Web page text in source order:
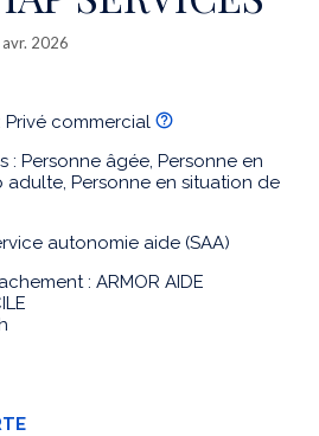
2026
Privé commercial
Personne âgée, Personne en
Personne en situation de
autonomie aide (SAA)
: ARMOR AIDE